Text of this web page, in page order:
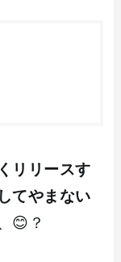
リリースす
てやまない
😊？